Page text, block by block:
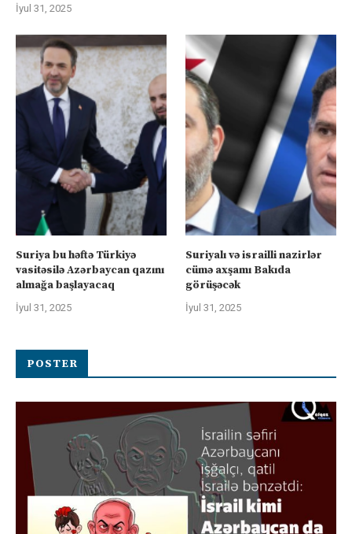
İyul 31, 2025
Suriya bu həftə Türkiyə
vasitəsilə Azərbaycan qazını
almağa başlayacaq
İyul 31, 2025
Suriyalı və israilli nazirlər
cümə axşamı Bakıda
görüşəcək
İyul 31, 2025
POSTER